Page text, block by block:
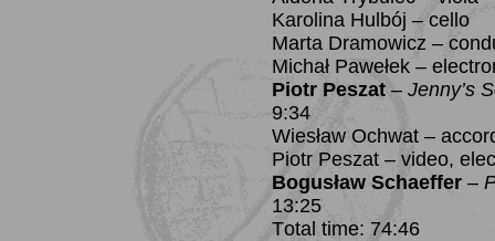
Karolina Hulbój – cello
Marta Dramowicz –
Michał Pawełek –
Piotr Peszat – Jenny’s
9:34
Wiesław Ochwat –
Piotr Peszat – video,
Bogusław Schaeffer –
13:25
Total time: 74:46